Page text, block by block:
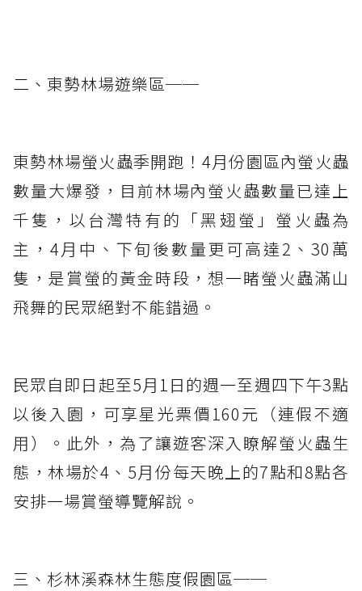
二、東勢林場遊樂區──
東勢林場螢火蟲季開跑！4月份園區內螢火蟲
數量大爆發，目前林場內螢火蟲數量已達上
千隻，以台灣特有的「黑翅螢」螢火蟲為
主，4月中、下旬後數量更可高達2、30萬
隻，是賞螢的黃金時段，想一睹螢火蟲滿山
飛舞的民眾絕對不能錯過。
民眾自即日起至5月1日的週一至週四下午3點
以後入園，可享星光票價160元（連假不適
用）。此外，為了讓遊客深入瞭解螢火蟲生
態，林場於4、5月份每天晚上的7點和8點各
安排一場賞螢導覽解說。
三、杉林溪森林生態度假園區──